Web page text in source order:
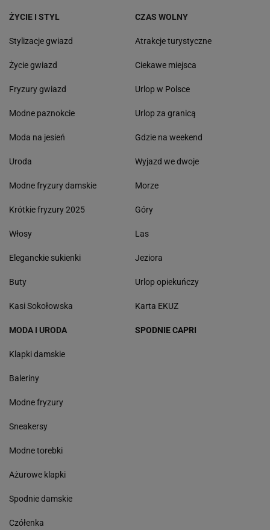
ŻYCIE I STYL
Stylizacje gwiazd
Życie gwiazd
Fryzury gwiazd
Modne paznokcie
Moda na jesień
Uroda
Modne fryzury damskie
Krótkie fryzury 2025
Włosy
Eleganckie sukienki
Buty
Kasi Sokołowska
CZAS WOLNY
Atrakcje turystyczne
Ciekawe miejsca
Urlop w Polsce
Urlop za granicą
Gdzie na weekend
Wyjazd we dwoje
Morze
Góry
Las
Jeziora
Urlop opiekuńczy
Karta EKUZ
MODA I URODA
Klapki damskie
Baleriny
Modne fryzury
Sneakersy
Modne torebki
Ażurowe klapki
Spodnie damskie
Czółenka
SPODNIE CAPRI